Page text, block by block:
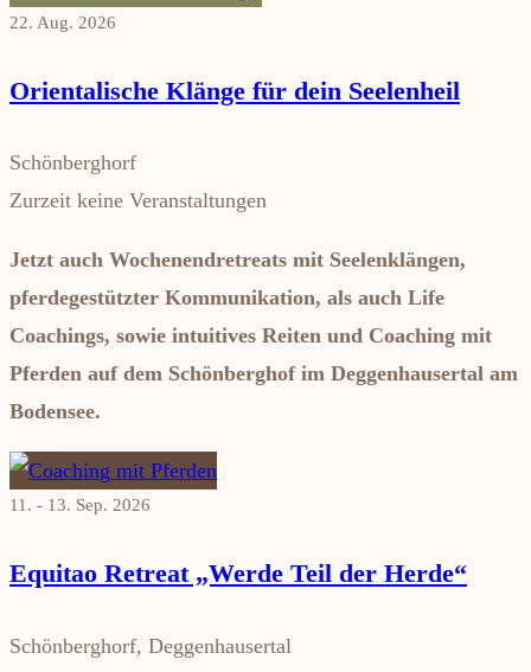
22. Aug. 2026
Orientalische Klänge für dein Seelenheil
Schönberghorf
Zurzeit keine Veranstaltungen
Jetzt auch Wochenendretreats mit Seelenklängen,
pferdegestützter Kommunikation, als auch Life
Coachings, sowie intuitives Reiten und Coaching mit
Pferden auf dem Schönberghof im Deggenhausertal am
Bodensee.
11. - 13. Sep. 2026
Equitao Retreat „Werde Teil der Herde“
Schönberghorf, Deggenhausertal